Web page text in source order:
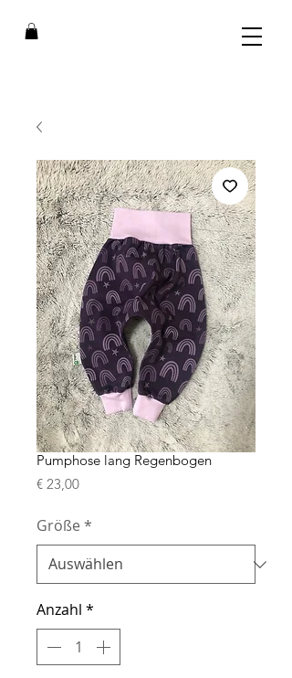
Pumphose lang Regenbogen
€ 23,00Preis
Größe *
Anzahl *